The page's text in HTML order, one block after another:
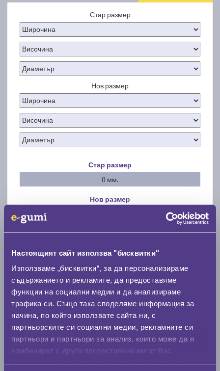
Настоящият сайт използва "бисквитки"
Използваме „бисквитки“, за да персонализираме
съдържанието и рекламите, да предоставяме
функции на социални медии и да анализираме
трафика си. Също така споделяме информация за
начина, по който използвате сайта ни, с
партньорските си социални медии, рекламните си
партньори и партньори за анализ, които може да я
комбинират с друга предоставена им от Вас
Стар размер
Нов размер
Стар размер
0 мм.
Нов размер
Скоростомер при 100км/ч
Намери гуми с новия размер
По марка автомобил
Марка
Модел